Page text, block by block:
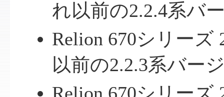
れ以前の2.2.4系バ
Relion 670シリーズ
以前の2.2.3系バー